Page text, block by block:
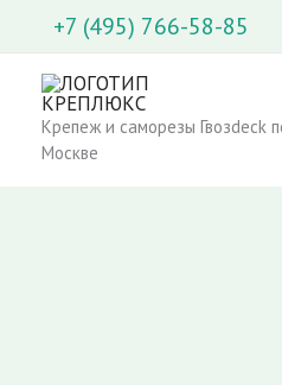
Перейти
содержимому
+7 (495) 766-58-85
Крепеж и саморезы Гвозdeck
Москве